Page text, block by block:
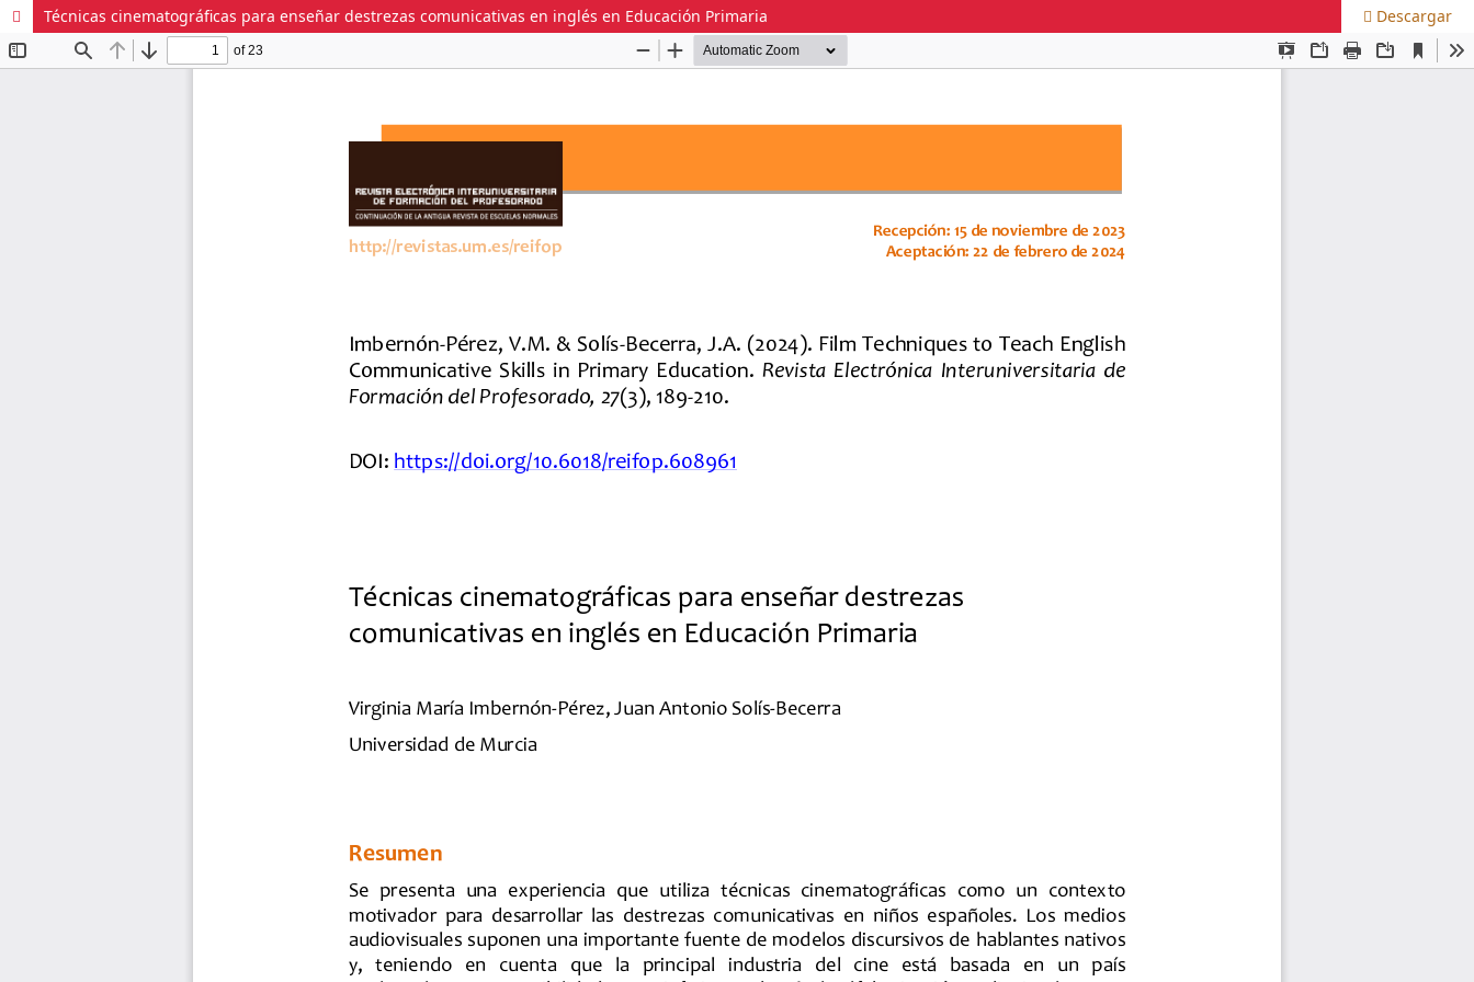
Técnicas cinematográficas para enseñar destrezas comunicativas en inglés en Educación Primaria Descargar